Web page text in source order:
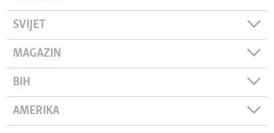
SVIJET
MAGAZIN
BIH
AMERIKA